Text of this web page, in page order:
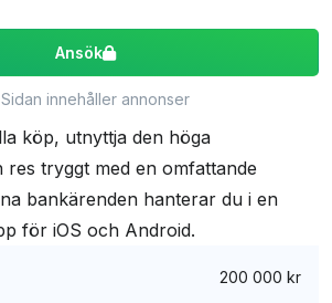
Ansök
Sidan innehåller annonser
köp, utnyttja den höga
res tryggt med en omfattande
bankärenden hanterar du i en
för iOS och Android.
200 000 kr